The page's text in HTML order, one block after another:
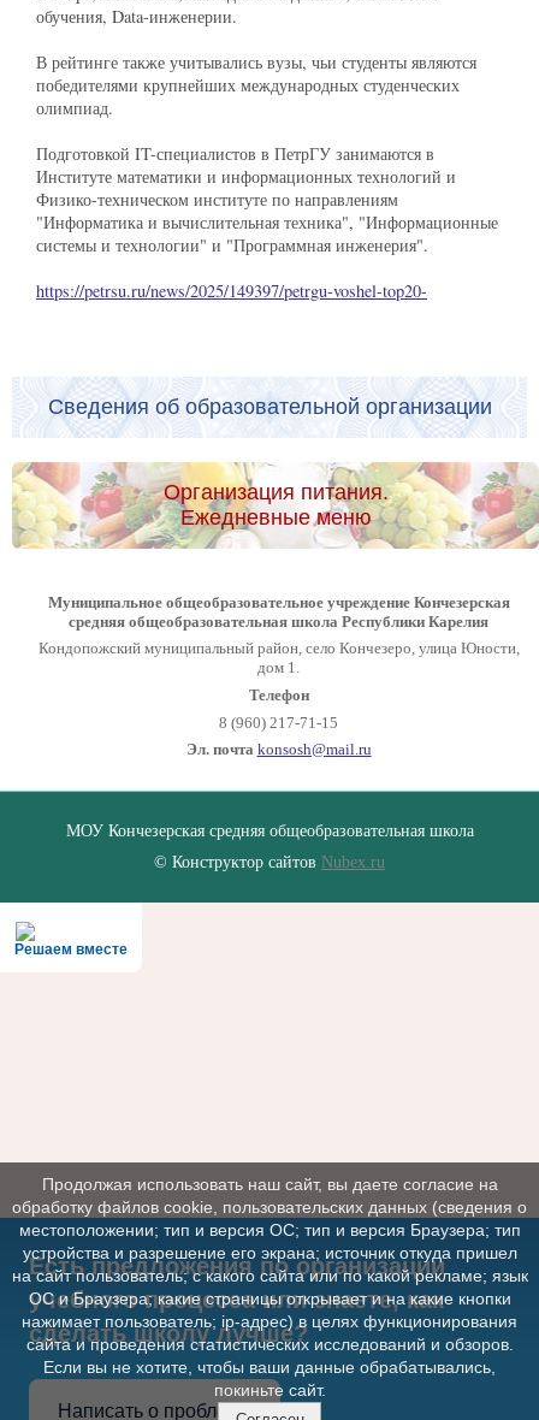
обучения, Data-инженерии.
В рейтинге также учитывались вузы, чьи студенты являются
победителями крупнейших международных студенческих
олимпиад.
Подготовкой IT-специалистов в ПетрГУ занимаются в
Институте математики и информационных технологий и
Физико-техническом институте по направлениям
"Информатика и вычислительная техника", "Информационные
системы и технологии" и "Программная инженерия".
https://petrsu.ru/news/2025/149397/petrgu-voshel-top20-
Сведения об образовательной организации
Организация питания.
Ежедневные меню
Муниципальное общеобразовательное учреждение Кончезерская
средняя общеобразовательная школа Республики Карелия
Кондопожский муниципальный район, село Кончезеро, улица Юности,
дом 1.
Телефон
8 (960) 217-71-15
Эл. почта konsosh@mail.ru
МОУ Кончезерская средняя общеобразовательная школа
© Конструктор сайтов Nubex.ru
Решаем вместе
Есть предложения по организации
учебного процесса или знаете, как
сделать школу лучше?
Написать о проблеме
Продолжая использовать наш сайт, вы даете согласие на
обработку файлов cookie, пользовательских данных (сведения о
местоположении; тип и версия ОС; тип и версия Браузера; тип
устройства и разрешение его экрана; источник откуда пришел
на сайт пользователь; с какого сайта или по какой рекламе; язык
ОС и Браузера; какие страницы открывает и на какие кнопки
нажимает пользователь; ip-адрес) в целях функционирования
сайта и проведения статистических исследований и обзоров.
Если вы не хотите, чтобы ваши данные обрабатывались,
покиньте сайт.